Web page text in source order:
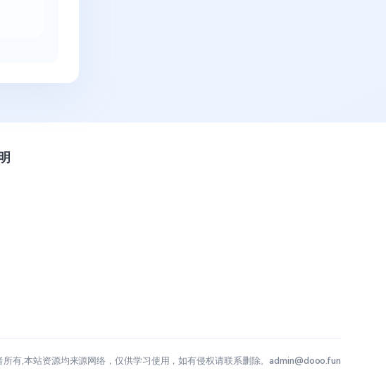
所有,本站资源均来源网络，仅供学习使用，如有侵权请联系删除。admin@dooo.fun